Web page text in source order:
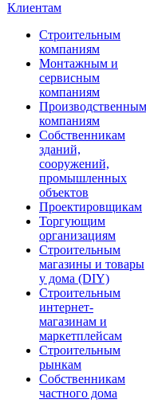
Клиентам
Строительным
компаниям
Монтажным и
сервисным
компаниям
Производственным
компаниям
Собственникам
зданий,
сооружений,
промышленных
объектов
Проектировщикам
Торгующим
организациям
Строительным
магазины и товары
у дома (DIY)
Строительным
интернет-
магазинам и
маркетплейсам
Строительным
рынкам
Собственникам
частного дома